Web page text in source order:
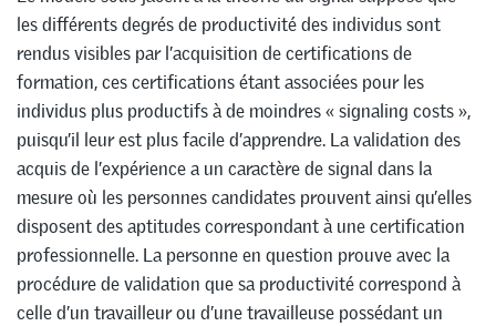
les différents degrés de productivité des individus sont
rendus visibles par l’acquisition de certifications de
formation, ces certifications étant associées pour les
individus plus productifs à de moindres « signaling costs »,
puisqu’il leur est plus facile d’apprendre. La validation des
acquis de l’expérience a un caractère de signal dans la
mesure où les personnes candidates prouvent ainsi qu’elles
disposent des aptitudes correspondant à une certification
professionnelle. La personne en question prouve avec la
procédure de validation que sa productivité correspond à
celle d’un travailleur ou d’une travailleuse possédant un